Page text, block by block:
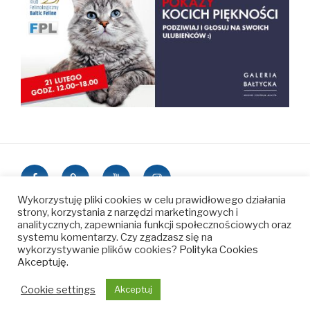
baltic
–
facebook
baltic
–
velora
baltic
–
youtube
baltic
–
instagram
Wykorzystuję pliki cookies w celu prawidłowego działania
strony, korzystania z narzędzi marketingowych i
analitycznych, zapewniania funkcji społecznościowych oraz
systemu komentarzy. Czy zgadzasz się na
wykorzystywanie plików cookies? Polityka Cookies
Akceptuję.
Cookie settings Akceptuj